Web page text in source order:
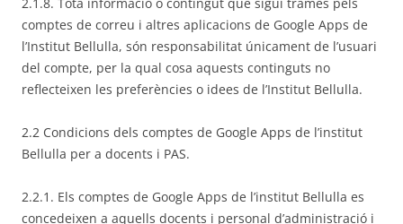
comptes de correu i altres aplicacions de Google Apps de
l’Institut Bellulla, són responsabilitat únicament de l’usuari
del compte, per la qual cosa aquests continguts no
reflecteixen les preferències o idees de l’Institut Bellulla.
2.2 Condicions dels comptes de Google Apps de l’institut
Bellulla per a docents i PAS.
2.2.1. Els comptes de Google Apps de l’institut Bellulla es
concedeixen a aquells docents i personal d’administració i